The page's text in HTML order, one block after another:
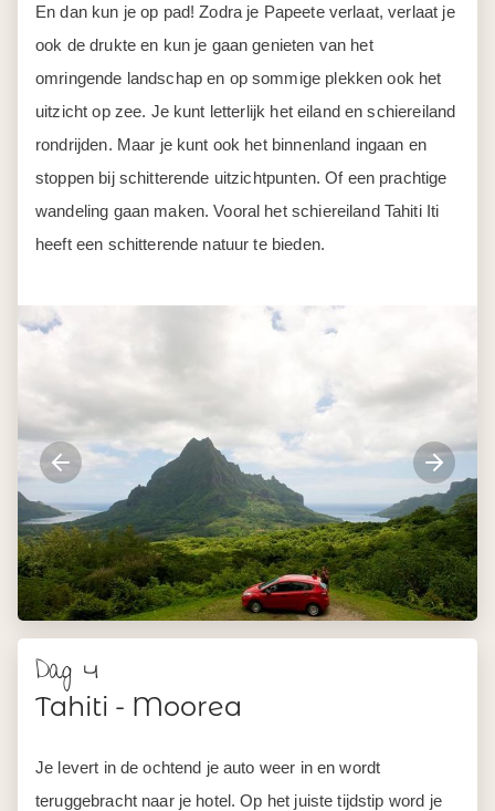
En dan kun je op pad! Zodra je Papeete verlaat, verlaat je
ook de drukte en kun je gaan genieten van het
omringende landschap en op sommige plekken ook het
uitzicht op zee. Je kunt letterlijk het eiland en schiereiland
rondrijden. Maar je kunt ook het binnenland ingaan en
stoppen bij schitterende uitzichtpunten. Of een prachtige
wandeling gaan maken. Vooral het schiereiland Tahiti Iti
heeft een schitterende natuur te bieden.
Dag 4
Tahiti - Moorea
Je levert in de ochtend je auto weer in en wordt
teruggebracht naar je hotel. Op het juiste tijdstip word je